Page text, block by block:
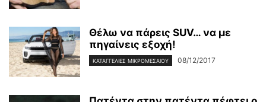
Θέλω να πάρεις SUV… να με
πηγαίνεις εξοχή!
ΚΑΤΑΓΓΕΛΊΕΣ ΜΙΚΡΟΜΕΣΑΊΟΥ 08/12/2017